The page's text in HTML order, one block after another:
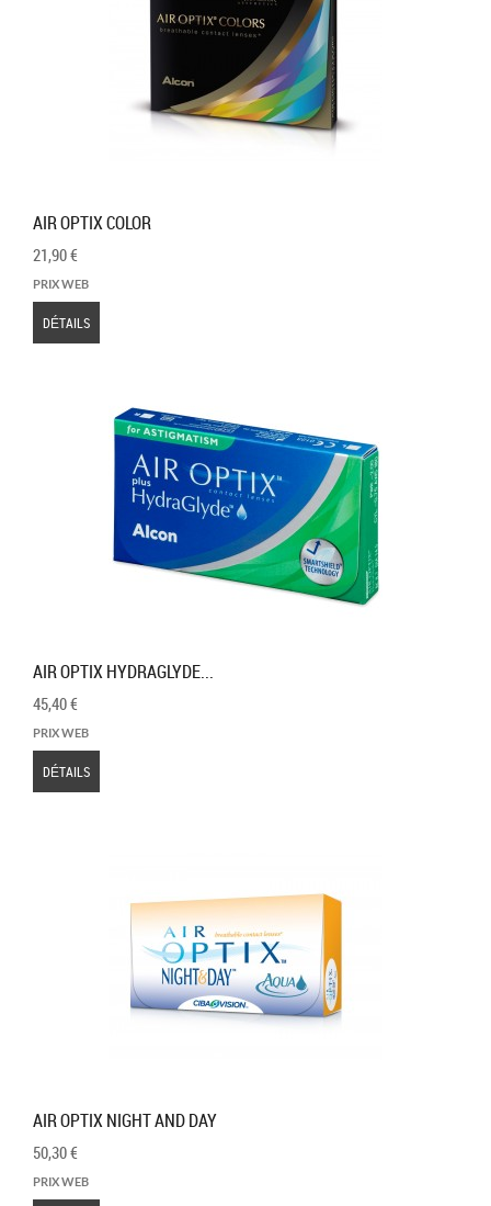
AIR OPTIX COLOR
21,90 €
PRIX WEB
DÉTAILS
AIR OPTIX HYDRAGLYDE...
45,40 €
PRIX WEB
DÉTAILS
AIR OPTIX NIGHT AND DAY
50,30 €
PRIX WEB